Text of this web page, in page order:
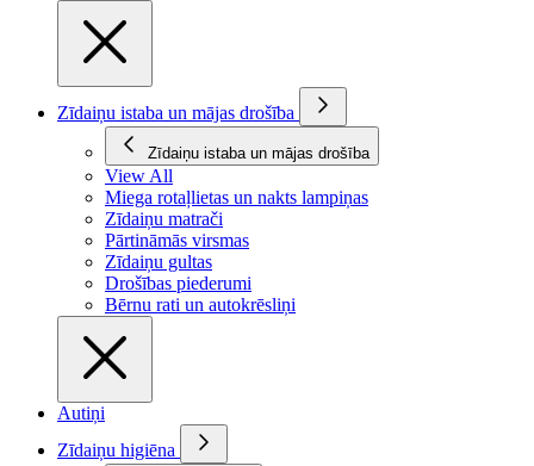
Zīdaiņu istaba un mājas drošība
Zīdaiņu istaba un mājas drošība
View All
Miega rotaļlietas un nakts lampiņas
Zīdaiņu matrači
Pārtināmās virsmas
Zīdaiņu gultas
Drošības piederumi
Bērnu rati un autokrēsliņi
Autiņi
Zīdaiņu higiēna